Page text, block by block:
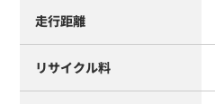
走行距離
リサイクル料